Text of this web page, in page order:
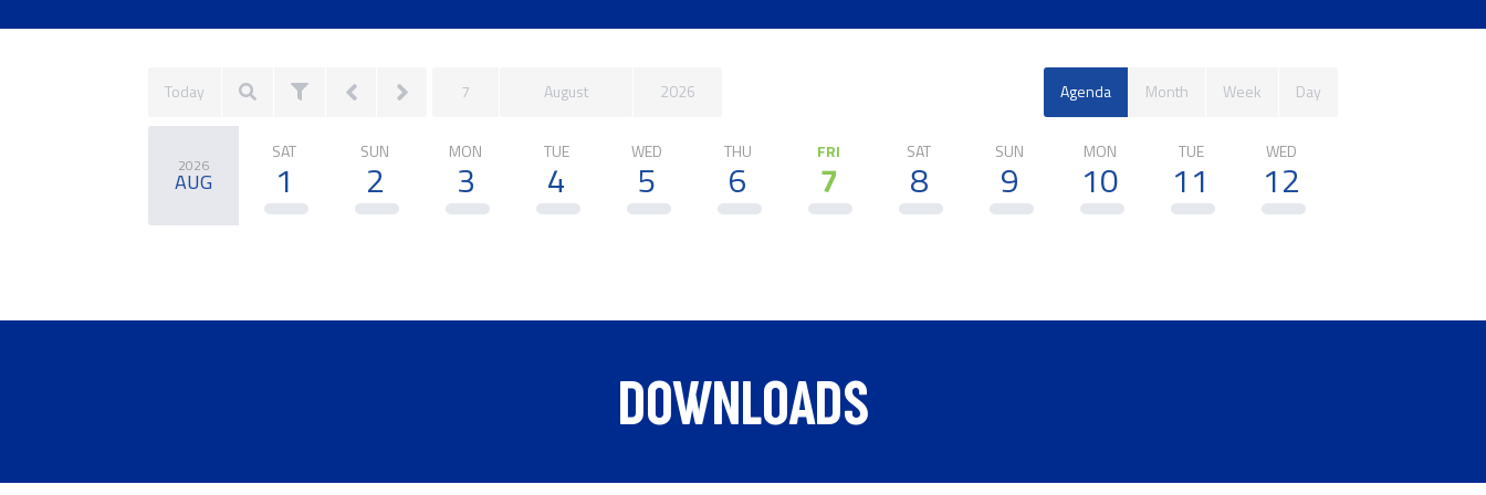
Today 7 August 2026 Agenda Month Week Day
2026
AUG
SAT
1
SUN
2
MON
3
TUE
4
WED
5
THU
6
FRI
7
SAT
8
SUN
9
MON
10
TUE
11
WED
12
DOWNLOADS